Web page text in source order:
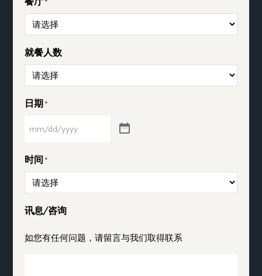
*
就餐人数
日期*
时间 *
讯息/咨询
如您有任何问题，请留言与我们取得联系